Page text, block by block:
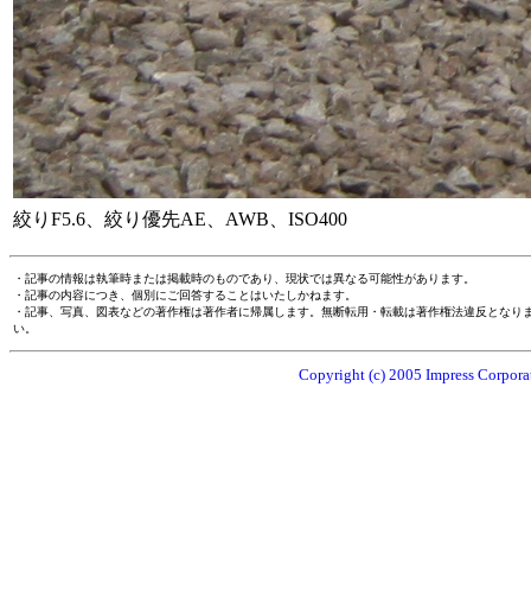
絞りF5.6、絞り優先AE、AWB、ISO400
・記事の情報は執筆時または掲載時のものであり、現状では異なる可能性があります。
・記事の内容につき、個別にご回答することはいたしかねます。
・記事、写真、図表などの著作権は著作者に帰属します。無断転用・転載は著作権法違反とな
い。
Copyright (c) 2005 Impress